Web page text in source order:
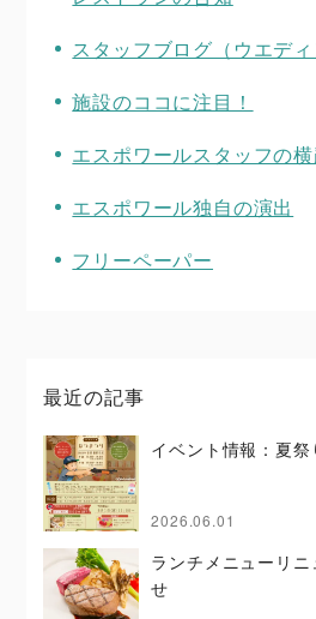
スタッフブログ（ウエディ
施設のココに注目！
エスポワールスタッフの
エスポワール独自の演出
フリーペーパー
最近の記事
イベント情報：夏祭
2026.06.01
ランチメニューリ
せ